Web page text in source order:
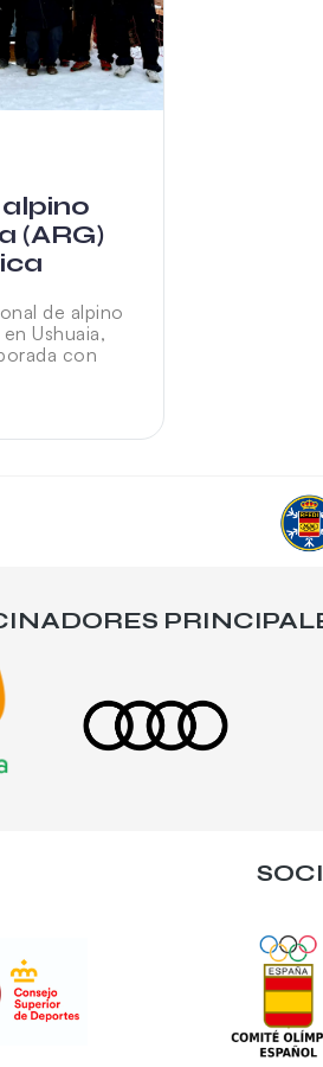
(ARG)
de alpino
Ushuaia,
con